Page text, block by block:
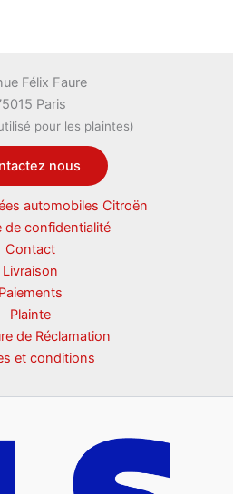
Félix Faure
Paris
pour les plaintes)
nous
automobiles Citroën
de confidentialité
Contact
Livraison
Paiements
Plainte
de Réclamation
et conditions